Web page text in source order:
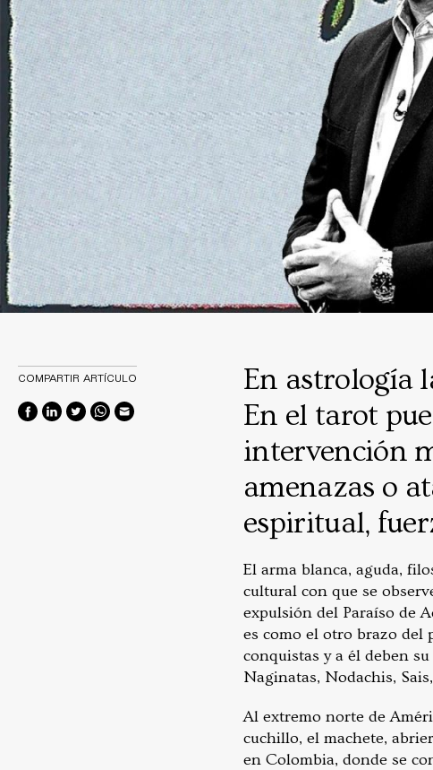
En astrología
En el tarot
intervención
amenazas o
espiritual,
El arma blanca, aguda,
cultural con que se
expulsión del Paraíso de
es como el otro brazo del
conquistas y a él deben
Naginatas, Nodachis,
Al extremo norte de
cuchillo, el machete,
en Colombia, donde se
COMPARTIR ARTÍCULO